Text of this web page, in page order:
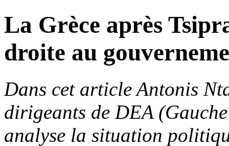
La Grèce après
droite au
Dans cet article Antonis
dirigeants de DEA
analyse la situation